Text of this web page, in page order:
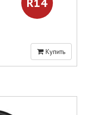
Купить